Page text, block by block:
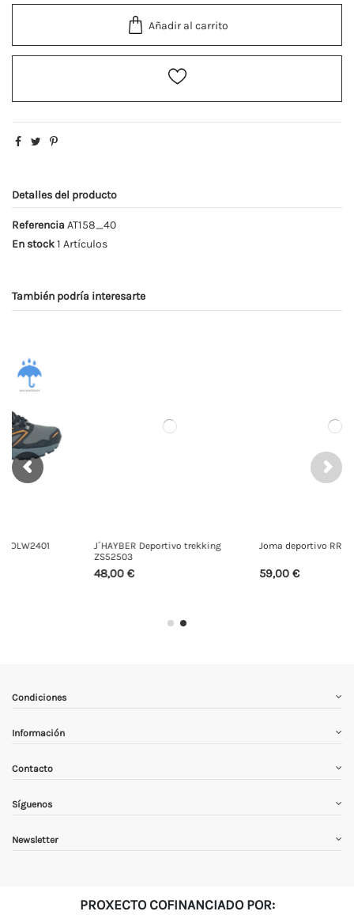
Añadir al carrito
Detalles del producto
Referencia AT158_40
En stock1 Artículos
También podría interesarte
J´HAYBER Deportivo trekking
Joma deportivo RRT50S2512
Condiciones
Información
Contacto
Síguenos
Newsletter
PROXECTO COFINANCIADO POR: